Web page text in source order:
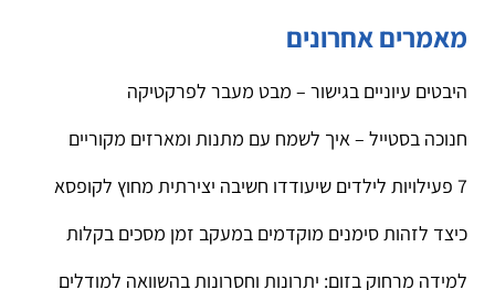
מאמרים אחרונים
היבטים עיוניים בגישור – מבט מעבר לפרקטיקה
חנוכה בסטייל – איך לשמח עם מתנות ומארזים מקוריים
7 פעילויות לילדים שיעודדו חשיבה יצירתית מחוץ לקופסא
כיצד לזהות סימנים מוקדמים במעקב זמן מסכים בקלות
למידה מרחוק בזום: יתרונות וחסרונות בהשוואה למודלים